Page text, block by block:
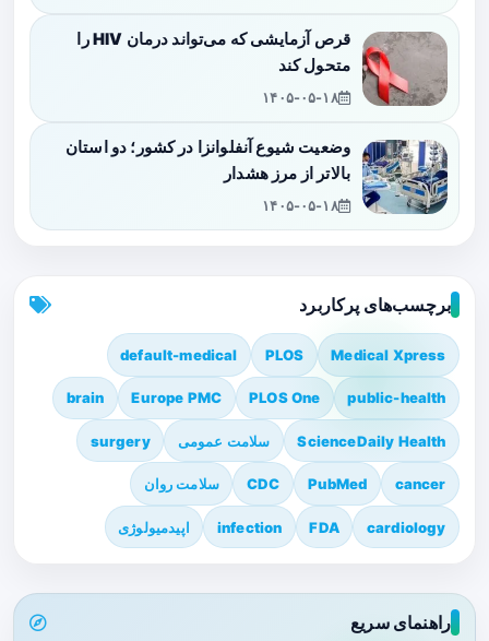
قرص آزمایشی که می‌تواند درمان HIV را
متحول کند
۱۴۰۵-۰۵-۱۸
وضعیت شیوع آنفلوانزا در کشور؛ دو استان
بالاتر از مرز هشدار
۱۴۰۵-۰۵-۱۸
برچسب‌های پرکاربرد
Medical Xpress
PLOS
default-medical
public-health
PLOS One
Europe PMC
brain
ScienceDaily Health سلامت عمومی surgery
cancer
PubMed
CDC سلامت روان
cardiology
FDA
infection اپیدمیولوژی
راهنمای سریع